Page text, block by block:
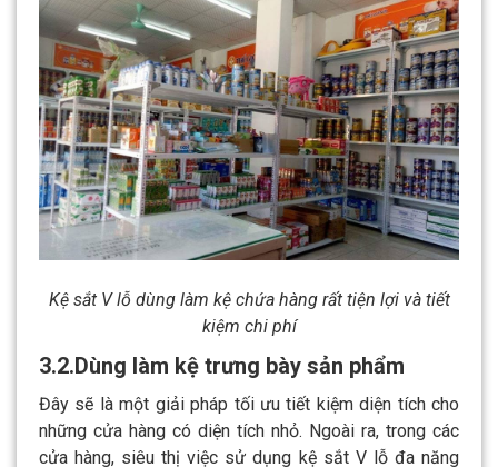
Kệ sắt V lỗ dùng làm kệ chứa hàng rất tiện lợi và tiết
kiệm chi phí
3.2.Dùng làm kệ trưng bày sản phẩm
Đây sẽ là một giải pháp tối ưu tiết kiệm diện tích cho
những cửa hàng có diện tích nhỏ. Ngoài ra, trong các
cửa hàng, siêu thị việc sử dụng kệ sắt V lỗ đa năng